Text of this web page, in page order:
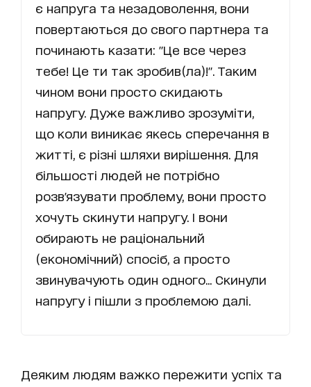
є напруга та незадоволення, вони
повертаються до свого партнера та
починають казати: "Це все через
тебе! Це ти так зробив(ла)!". Таким
чином вони просто скидають
напругу. Дуже важливо зрозуміти,
що коли виникає якесь сперечання в
житті, є різні шляхи вирішення. Для
більшості людей не потрібно
розв'язувати проблему, вони просто
хочуть скинути напругу. І вони
обирають не раціональний
(економічний) спосіб, а просто
звинувачують один одного... Скинули
напругу і пішли з проблемою далі.
Деяким людям важко пережити успіх та